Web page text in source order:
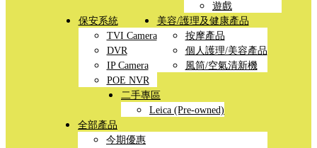
遊戲
保安系統
TVI Camera
DVR
IP Camera
POE NVR
美容/護理及健康產品
按摩產品
個人護理/美容產品
風筒/空氣清新機
二手專區
Leica (Pre-owned)
全部產品
今期優惠